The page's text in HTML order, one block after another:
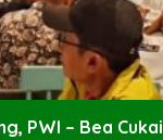
PWI – Bea